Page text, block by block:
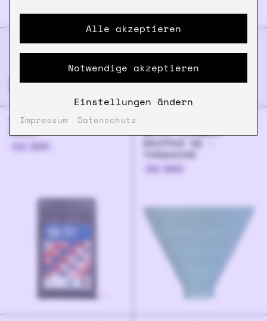
Alle akzeptieren
Notwendige akzeptieren
Einstellungen ändern
Impressum Datenschutz
DIE SCHON GESEHEN?
COSTA RICA LIGHT
ROAST
12.00€
MATCH CERAMIC
DRIPPER 02 -
TURQUOISE
32.90€